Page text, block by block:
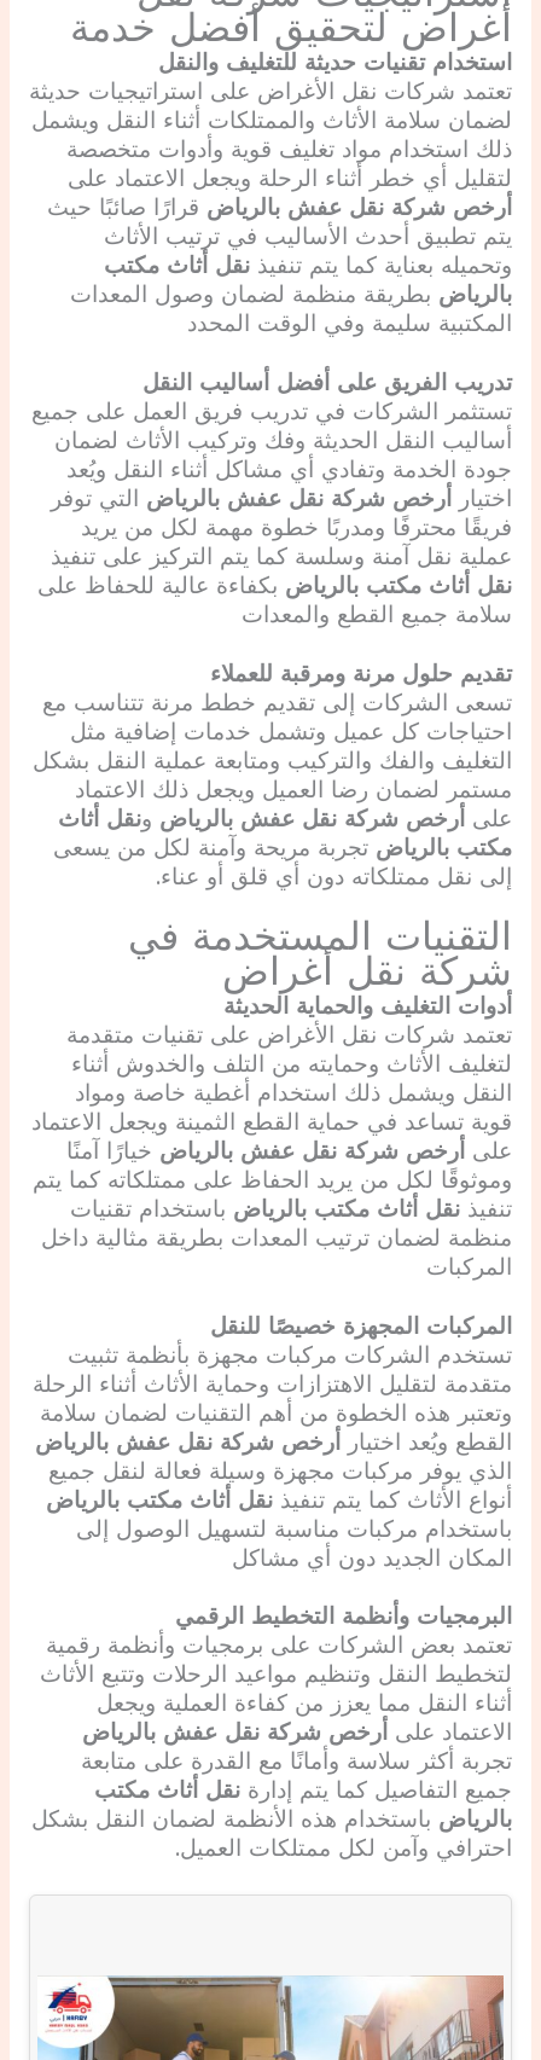
أغراض لتحقيق أفضل خدمة
استخدام تقنيات حديثة للتغليف والنقل
تعتمد شركات نقل الأغراض على استراتيجيات حديثة
لضمان سلامة الأثاث والممتلكات أثناء النقل ويشمل
ذلك استخدام مواد تغليف قوية وأدوات متخصصة
لتقليل أي خطر أثناء الرحلة ويجعل الاعتماد على
أرخص شركة نقل عفش بالرياض قرارًا صائبًا حيث
يتم تطبيق أحدث الأساليب في ترتيب الأثاث
وتحميله بعناية كما يتم تنفيذ نقل أثاث مكتب
بالرياض بطريقة منظمة لضمان وصول المعدات
المكتبية سليمة وفي الوقت المحدد
تدريب الفريق على أفضل أساليب النقل
تستثمر الشركات في تدريب فريق العمل على جميع
أساليب النقل الحديثة وفك وتركيب الأثاث لضمان
جودة الخدمة وتفادي أي مشاكل أثناء النقل ويُعد
اختيار
أرخص شركة نقل عفش بالرياض التي توفر
فريقًا محترفًا ومدربًا خطوة مهمة لكل من يريد
عملية نقل آمنة وسلسة كما يتم التركيز على تنفيذ
نقل أثاث مكتب بالرياض بكفاءة عالية للحفاظ على
سلامة جميع القطع والمعدات
تقديم حلول مرنة ومرقبة للعملاء
تسعى الشركات إلى تقديم خطط مرنة تتناسب مع
احتياجات كل عميل وتشمل خدمات إضافية مثل
التغليف والفك والتركيب ومتابعة عملية النقل بشكل
مستمر لضمان رضا العميل ويجعل ذلك الاعتماد
على أرخص شركة نقل عفش بالرياض ونقل أثاث
مكتب بالرياض تجربة مريحة وآمنة لكل من يسعى
إلى نقل ممتلكاته دون أي قلق أو عناء.
التقنيات المستخدمة في
شركة نقل أغراض
أدوات التغليف والحماية الحديثة
تعتمد شركات نقل الأغراض على تقنيات متقدمة
لتغليف الأثاث وحمايته من التلف والخدوش أثناء
النقل ويشمل ذلك استخدام أغطية خاصة ومواد
قوية تساعد في حماية القطع الثمينة ويجعل الاعتماد
على أرخص شركة نقل عفش بالرياض خيارًا آمنًا
وموثوقًا لكل من يريد الحفاظ على ممتلكاته كما يتم
تنفيذ نقل أثاث مكتب بالرياض باستخدام تقنيات
منظمة لضمان ترتيب المعدات بطريقة مثالية داخل
المركبات
المركبات المجهزة خصيصًا للنقل
تستخدم الشركات مركبات مجهزة بأنظمة تثبيت
متقدمة لتقليل الاهتزازات وحماية الأثاث أثناء الرحلة
وتعتبر هذه الخطوة من أهم التقنيات لضمان سلامة
القطع ويُعد اختيار
أرخص شركة نقل عفش بالرياض
الذي يوفر مركبات مجهزة وسيلة فعالة لنقل جميع
أنواع الأثاث كما يتم تنفيذ نقل أثاث مكتب بالرياض
باستخدام مركبات مناسبة لتسهيل الوصول إلى
المكان الجديد دون أي مشاكل
البرمجيات وأنظمة التخطيط الرقمي
تعتمد بعض الشركات على برمجيات وأنظمة رقمية
لتخطيط النقل وتنظيم مواعيد الرحلات وتتبع الأثاث
أثناء النقل مما يعزز من كفاءة العملية ويجعل
الاعتماد على أرخص شركة نقل عفش بالرياض
تجربة أكثر سلاسة وأمانًا مع القدرة على متابعة
جميع التفاصيل كما يتم إدارة نقل أثاث مكتب
بالرياض باستخدام هذه الأنظمة لضمان النقل بشكل
احترافي وآمن لكل ممتلكات العميل.